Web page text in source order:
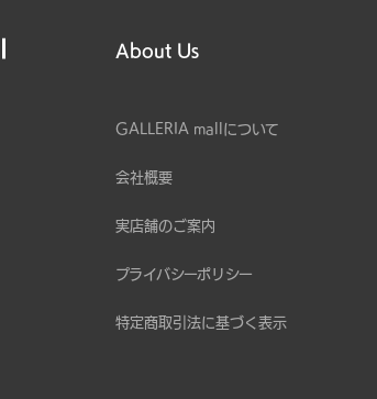
About Us
GALLERIA mallについて
会社概要
実店舗のご案内
プライバシーポリシー
特定商取引法に基づく表示